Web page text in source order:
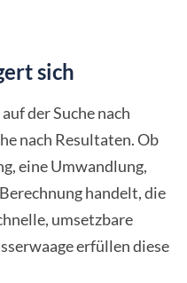
sich
der Suche nach
nach Resultaten. Ob
eine Umwandlung,
handelt, die
umsetzbare
erfüllen diese